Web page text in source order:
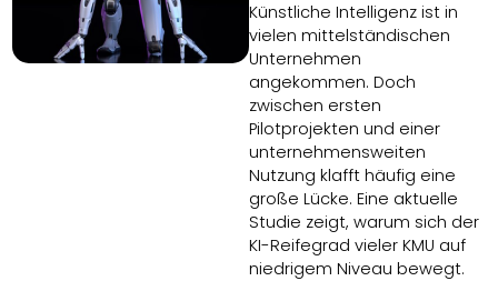
Künstliche Intelligenz ist in
vielen mittelständischen
Unternehmen
angekommen. Doch
zwischen ersten
Pilotprojekten und einer
unternehmensweiten
Nutzung klafft häufig eine
große Lücke. Eine aktuelle
Studie zeigt, warum sich der
KI-Reifegrad vieler KMU auf
niedrigem Niveau bewegt.